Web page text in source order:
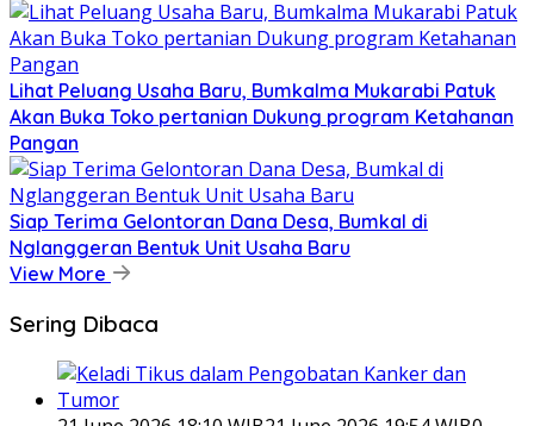
Lihat Peluang Usaha Baru, Bumkalma Mukarabi Patuk
Akan Buka Toko pertanian Dukung program Ketahanan
Pangan
Siap Terima Gelontoran Dana Desa, Bumkal di
Nglanggeran Bentuk Unit Usaha Baru
View More
Sering Dibaca